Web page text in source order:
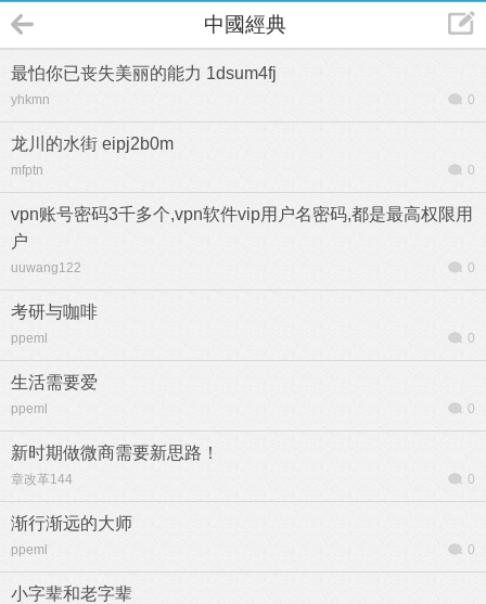
中國經典
最怕你已丧失美丽的能力 1dsum4fj
yhkmn 0
龙川的水街 eipj2b0m
mfptn 0
vpn账号密码3千多个,vpn软件vip用户名密码,都是最高权限用
户
uuwang122 0
考研与咖啡
ppeml 0
生活需要爱
ppeml 0
新时期做微商需要新思路！
章改革144 0
渐行渐远的大师
ppeml 0
小字辈和老字辈